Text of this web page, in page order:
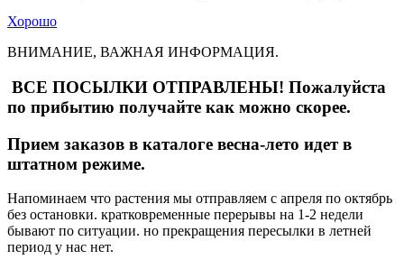
Хорошо
ВНИМАНИЕ, ВАЖНАЯ ИНФОРМАЦИЯ.
ВСЕ ПОСЫЛКИ ОТПРАВЛЕНЫ! Пожалуйста
по прибытию получайте как можно скорее.
Прием заказов в каталоге весна-лето идет в
штатном режиме.
Напоминаем что растения мы отправляем с апреля по октябрь
без остановки. кратковременные перерывы на 1-2 недели
бывают по ситуации. но прекращения пересылки в летней
период у нас нет.